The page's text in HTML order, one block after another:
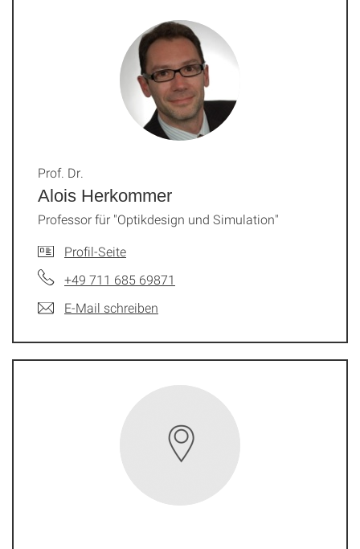
Alois Herkommer
Prof. Dr.
Professor für "Optikdesign und Simulation"
Profil-Seite
+49 711 685 69871
E-Mail schreiben